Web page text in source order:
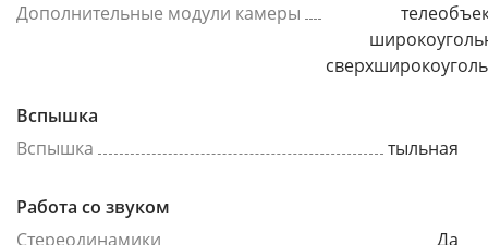
Дополнительные модули камеры
Вспышка
Вспышка
тыльная
Работа со звуком
Стереодинамики
Да